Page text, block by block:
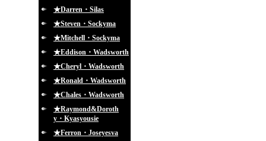
★Darren・Silas
★Steven・Sockyma
★Mitchell・Sockyma
★Eddison・Wadsworth
★Cheryl・Wadsworth
★Ronald・Wadsworth
★Chales・Wadsworth
★Raymond&Doroth
y・Kyasyousie
★Ferron・Joseyesva